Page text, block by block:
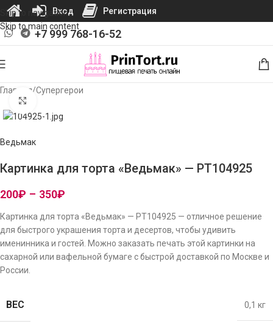
Skip to navigation
Skip to main content
+7 999 768-16-52
Главная/Супергерои
Ведьмак
Картинка для торта «Ведьмак» — PT104925
200₽ – 350₽
Картинка для торта «Ведьмак» — PT104925 — отличное решение
для быстрого украшения торта и десертов, чтобы удивить
именинника и гостей. Можно заказать печать этой картинки на
сахарной или вафельной бумаге с быстрой доставкой по Москве и
России.
ВЕС 0,1 кг
Вход Регистрация